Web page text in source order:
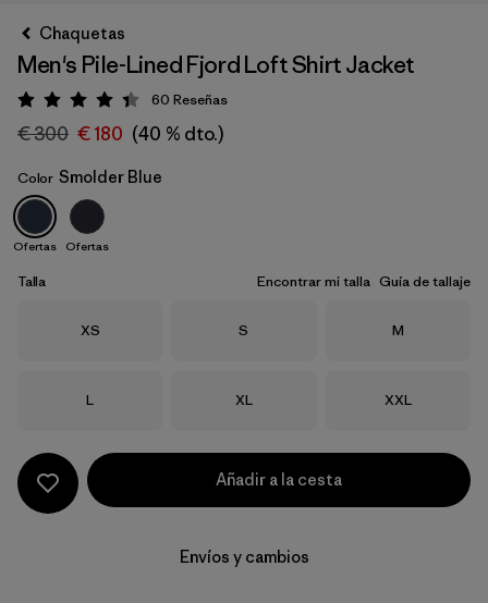
Smolder Blue
Chaquetas
Men's Pile-Lined Fjord Loft Shirt Jacket
Puntuación: 4.4 / 5
60 Reseñas
€ 300 € 180 (40 % dto.)
Color Smolder Blue
Ofertas Ofertas
Talla Encontrar mi talla Guía de tallaje
Talla
XS Talla
S Talla
M
Talla
L Talla
XL Talla
XXL
Añadir a la cesta
Envíos y cambios